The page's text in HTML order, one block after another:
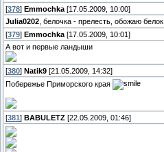
[378] Emmochka [17.05.2009, 10:00]
Julia0202 , белочка - прелесть, обожаю белок.
[379] Emmochka [17.05.2009, 10:01]
А вот и первые ландыши
[380] Natik9 [21.05.2009, 14:32]
Побережье Приморского края
[381] BABULETZ [22.05.2009, 01:46]